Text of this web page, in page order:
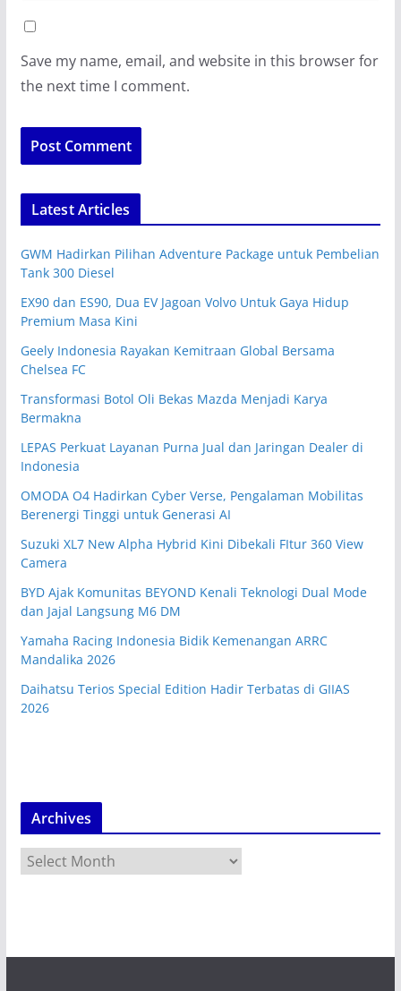
Save my name, email, and website in this browser for
the next time I comment.
Latest Articles
GWM Hadirkan Pilihan Adventure Package untuk Pembelian
Tank 300 Diesel
EX90 dan ES90, Dua EV Jagoan Volvo Untuk Gaya Hidup
Premium Masa Kini
Geely Indonesia Rayakan Kemitraan Global Bersama
Chelsea FC
Transformasi Botol Oli Bekas Mazda Menjadi Karya
Bermakna
LEPAS Perkuat Layanan Purna Jual dan Jaringan Dealer di
Indonesia
OMODA O4 Hadirkan Cyber Verse, Pengalaman Mobilitas
Berenergi Tinggi untuk Generasi AI
Suzuki XL7 New Alpha Hybrid Kini Dibekali FItur 360 View
Camera
BYD Ajak Komunitas BEYOND Kenali Teknologi Dual Mode
dan Jajal Langsung M6 DM
Yamaha Racing Indonesia Bidik Kemenangan ARRC
Mandalika 2026
Daihatsu Terios Special Edition Hadir Terbatas di GIIAS
2026
Archives